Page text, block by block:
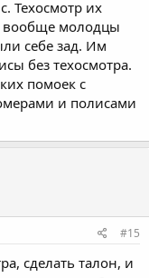
Техосмотр их
вообще молодцы
себе зад. Им
без техосмотра.
помоек с
и полисами
#15
сделать талон, и